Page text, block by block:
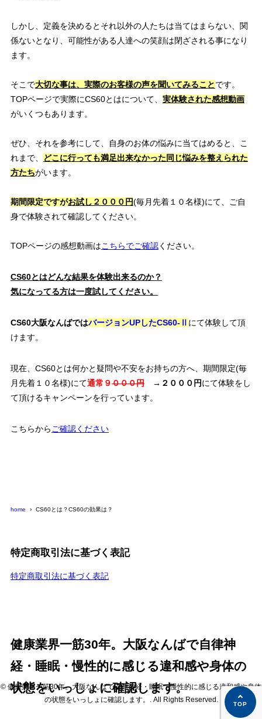
しかし、定義を決めるとそれ以外の人たちは当てはまらない、関
係ないとなり、可能性がある人達への笑顔は閉ざされる事になり
ます。
そこで大切な事は、実際のお客様の声を聞いてみることです。
TOPページで実際にCS60とはについて、 実体験された感想動画
がいくつもあります。
ぜひ、それを参考にして、自身のお体の悩みに当てはめると、こ
れまで、
どこに行っても満足出来なかった同じ悩みを整えられた
方たちがいます。
期間限定ですがお試し２０００円(毎月先着１０名様)にて、ご自
身で体験されて確認してください。
TOPページの感想動画はこちらでご確認ください。
CS60とはどんな結果を体験出来るのか？
気になってる方は一度試してください。
CS60大阪なんばではバージョンUPしたCS60-Ⅱ にて体験して頂
けます。
現在、CS60とは何かと疑問や不安をお持ちの方へ、期間限定(毎
月先着１０名様)にて通常９０００円 →２０００円にて体験をし
て頂けるキャンペーンを行っています。
こちらから ご確認ください
home CS60とは？CS60の効果は？
特定商取引法に基づく表記
特定商取引法に基づく表記
健康業界一筋30年。大阪なんばで自律神
経・睡眠・慢性的に感じる違和感や身体の
状態をいっしょに確認します。
© 健康業界一筋30年。大阪なんばで自律神経・睡眠・慢性的に感じる違和感や身体
の状態をいっしょに確認します。. All Rights Reserved.